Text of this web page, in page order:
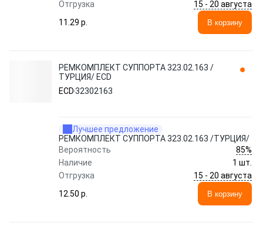
Отгрузка
15 - 20 августа
11.29 p.
В корзину
РЕМКОМПЛЕКТ СУППОРТА 323.02.163 /
ТУРЦИЯ/ ECD
ECD32302163
Лучшее предложение
РЕМКОМПЛЕКТ СУППОРТА 323.02.163 /ТУРЦИЯ/
Вероятность
85%
Наличие
1 шт.
Отгрузка
15 - 20 августа
12.50 p.
В корзину